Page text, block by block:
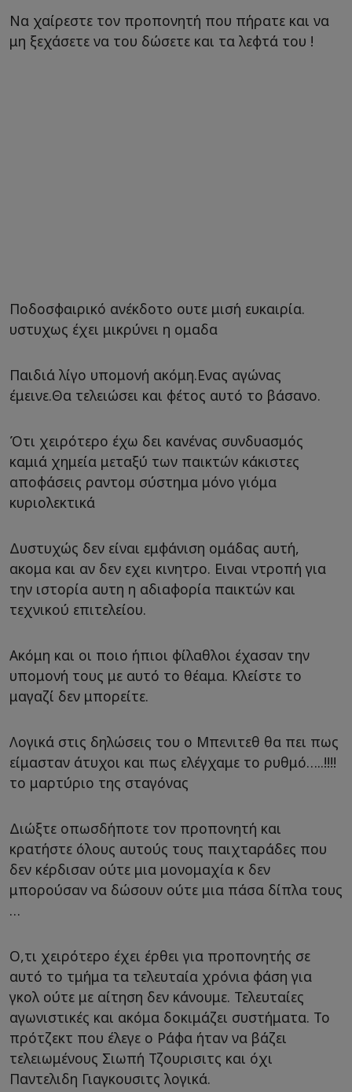
Να χαίρεστε τον προπονητή που πήρατε και να
μη ξεχάσετε να του δώσετε και τα λεφτά του !
Ποδοσφαιρικό ανέκδοτο ουτε μισή ευκαιρία.
υστυχως έχει μικρύνει η ομαδα
Παιδιά λίγο υπομονή ακόμη.Ενας αγώνας
έμεινε.Θα τελειώσει και φέτος αυτό το βάσανο.
Ότι χειρότερο έχω δει κανένας συνδυασμός
καμιά χημεία μεταξύ των παικτών κάκιστες
αποφάσεις ραντομ σύστημα μόνο γιόμα
κυριολεκτικά
Δυστυχώς δεν είναι εμφάνιση ομάδας αυτή,
ακομα και αν δεν εχει κινητρο. Ειναι ντροπή για
την ιστορία αυτη η αδιαφορία παικτών και
τεχνικού επιτελείου.
Ακόμη και οι ποιο ήπιοι φίλαθλοι έχασαν την
υπομονή τους με αυτό το θέαμα. Κλείστε το
μαγαζί δεν μπορείτε.
Λογικά στις δηλώσεις του ο Μπενιτεθ θα πει πως
είμασταν άτυχοι και πως ελέγχαμε το ρυθμό…..!!!!
το μαρτύριο της σταγόνας
Διώξτε οπωσδήποτε τον προπονητή και
κρατήστε όλους αυτούς τους παιχταράδες που
δεν κέρδισαν ούτε μια μονομαχία κ δεν
μπορούσαν να δώσουν ούτε μια πάσα δίπλα τους
…
Ο,τι χειρότερο έχει έρθει για προπονητής σε
αυτό το τμήμα τα τελευταία χρόνια φάση για
γκολ ούτε με αίτηση δεν κάνουμε. Τελευταίες
αγωνιστικές και ακόμα δοκιμάζει συστήματα. Το
πρότζεκτ που έλεγε ο Ράφα ήταν να βάζει
τελειωμένους Σιωπή Τζουρισιτς και όχι
Παντελιδη Γιαγκουσιτς λογικά.